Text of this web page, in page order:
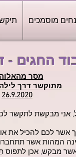
מוסמכים
החגים -
מסר
מתוקשר דרך
26.9.2020
אני מבקשת לתקשר
לכם להכיל את
המהות אשר
מבקש, אכן לתפוס